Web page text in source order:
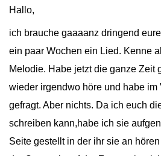
Fragen
Hallo,
ich brauche gaaaanz dringend
ein paar Wochen ein Lied. Kenne
Melodie. Habe jetzt die ganze Zeit
wieder irgendwo höre und habe im
gefragt. Aber nichts. Da ich euch
schreiben kann,habe ich sie
Seite gestellt in der ihr sie an